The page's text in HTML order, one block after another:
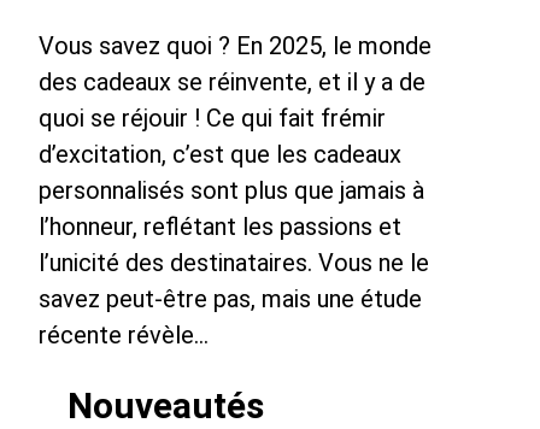
Vous savez quoi ? En 2025, le monde
des cadeaux se réinvente, et il y a de
quoi se réjouir ! Ce qui fait frémir
d’excitation, c’est que les cadeaux
personnalisés sont plus que jamais à
l’honneur, reflétant les passions et
l’unicité des destinataires. Vous ne le
savez peut-être pas, mais une étude
récente révèle…
Nouveautés